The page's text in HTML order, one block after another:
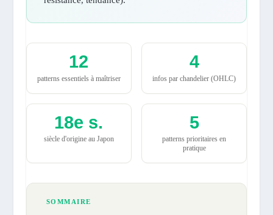
12
patterns essentiels à maîtriser
4
infos par chandelier (OHLC)
18e s.
siècle d'origine au Japon
5
patterns prioritaires en
pratique
SOMMAIRE